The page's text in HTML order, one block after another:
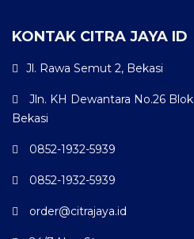
KONTAK CITRA JAYA ID
Jl. Rawa Semut 2, Bekasi
Jln. KH Dewantara No.26
Bekasi
0852-1932-5939
0852-1932-5939
order@citrajaya.id